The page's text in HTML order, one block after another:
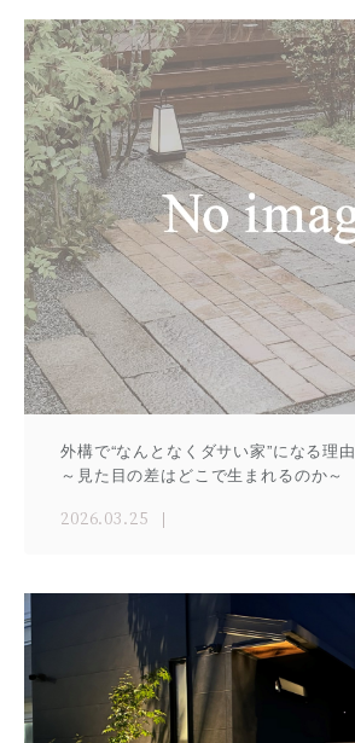
外構で“なんとなくダサい家”になる理由
～見た目の差はどこで生まれるのか～
2026.03.25